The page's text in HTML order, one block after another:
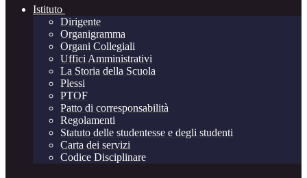
Istituto
Dirigente
Organigramma
Organi Collegiali
Uffici Amministrativi
La Storia della Scuola
Plessi
PTOF
Patto di corresponsabilità
Regolamenti
Statuto delle studentesse e degli studenti
Carta dei servizi
Codice Disciplinare